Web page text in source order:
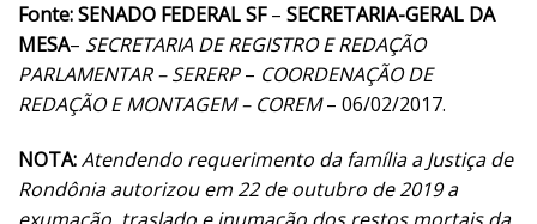
Fonte: SENADO FEDERAL SF– SECRETARIA-GERAL DA
MESA– SECRETARIA DE REGISTRO E REDAÇÃO
PARLAMENTAR – SERERP– COORDENAÇÃO DE
REDAÇÃO E MONTAGEM – COREM– 06/02/2017.
NOTA:Atendendo requerimento da família a Justiça de
Rondônia autorizou em 22 de outubro de 2019 a